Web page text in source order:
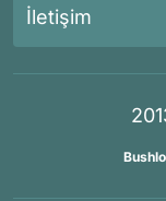
İletişim